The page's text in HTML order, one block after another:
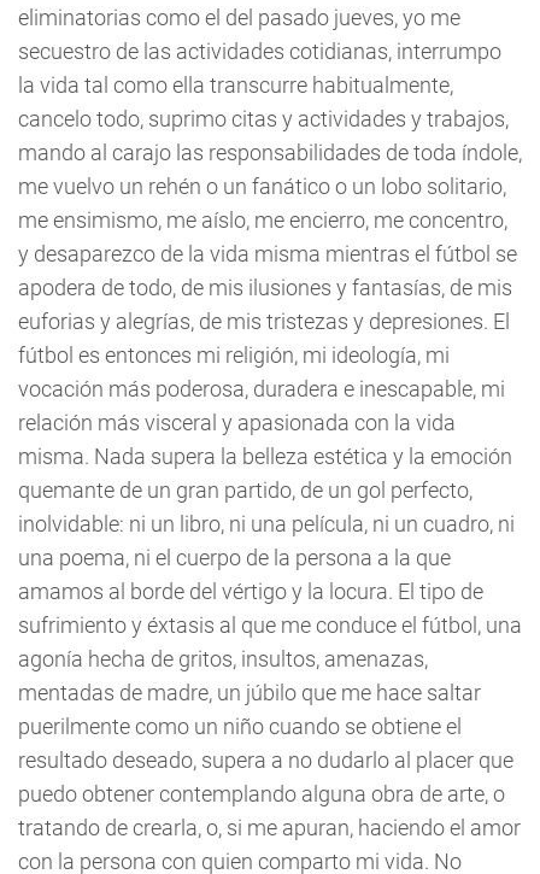
eliminatorias como el del pasado jueves, yo me
secuestro de las actividades cotidianas, interrumpo
la vida tal como ella transcurre habitualmente,
cancelo todo, suprimo citas y actividades y trabajos,
mando al carajo las responsabilidades de toda índole,
me vuelvo un rehén o un fanático o un lobo solitario,
me ensimismo, me aíslo, me encierro, me concentro,
y desaparezco de la vida misma mientras el fútbol se
apodera de todo, de mis ilusiones y fantasías, de mis
euforias y alegrías, de mis tristezas y depresiones. El
fútbol es entonces mi religión, mi ideología, mi
vocación más poderosa, duradera e inescapable, mi
relación más visceral y apasionada con la vida
misma. Nada supera la belleza estética y la emoción
quemante de un gran partido, de un gol perfecto,
inolvidable: ni un libro, ni una película, ni un cuadro, ni
una poema, ni el cuerpo de la persona a la que
amamos al borde del vértigo y la locura. El tipo de
sufrimiento y éxtasis al que me conduce el fútbol, una
agonía hecha de gritos, insultos, amenazas,
mentadas de madre, un júbilo que me hace saltar
puerilmente como un niño cuando se obtiene el
resultado deseado, supera a no dudarlo al placer que
puedo obtener contemplando alguna obra de arte, o
tratando de crearla, o, si me apuran, haciendo el amor
con la persona con quien comparto mi vida. No